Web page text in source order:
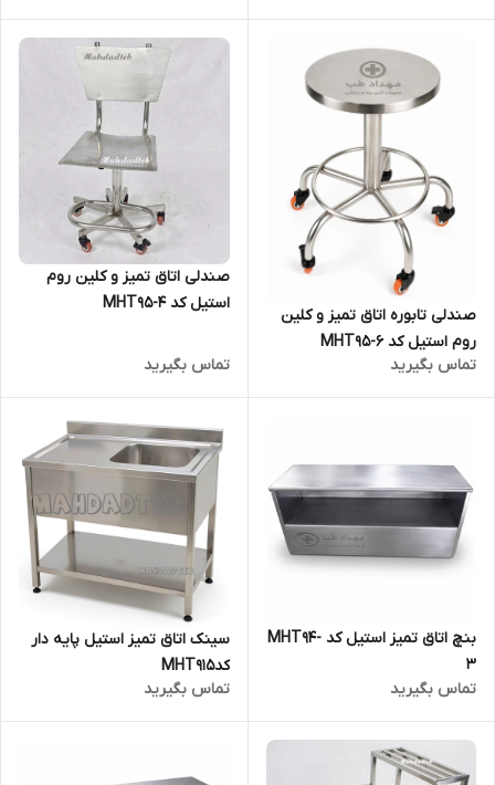
صندلی تابوره اتاق تمیز و کلین
روم استیل کد MHT95-6
تماس بگیرید
صندلی اتاق تمیز و کلین روم
استیل کد MHT95-4
تماس بگیرید
بنچ اتاق تمیز استیل کد MHT94-
3
تماس بگیرید
سینک اتاق تمیز استیل پایه دار
کدMHT915
تماس بگیرید